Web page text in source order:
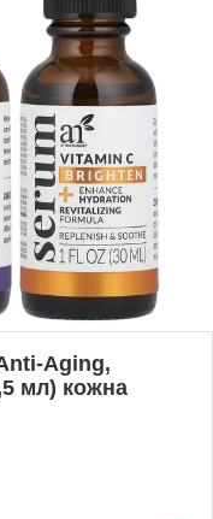
Aging,
мл) кожна